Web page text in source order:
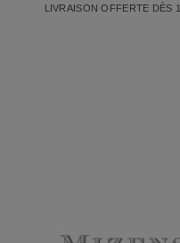
LIVRAISON OFFERTE DÈS